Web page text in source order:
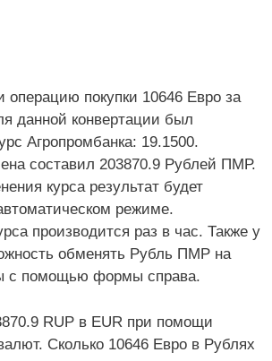
операцию покупки 10646 Евро за
данной конвертации был
Агропромбанка: 19.1500.
составил 203870.9 Рублей ПМР.
курса результат будет
режиме.
производится раз в час. Также у
обменять Рубль ПМР на
с помощью формы справа.
RUP в EUR при помощи
Сколько 10646 Евро в Рублях